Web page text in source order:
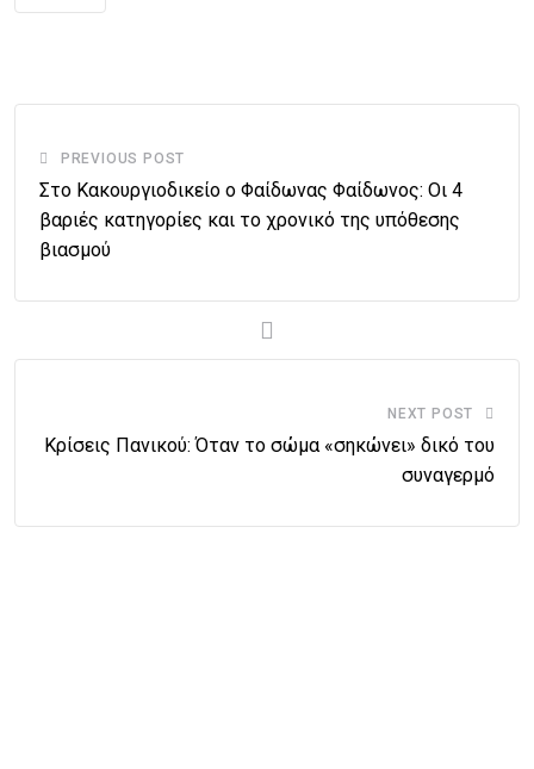
PREVIOUS POST
Στο Κακουργιοδικείο ο Φαίδωνας Φαίδωνος: Οι 4
βαριές κατηγορίες και το χρονικό της υπόθεσης
βιασμού
NEXT POST
Κρίσεις Πανικού: Όταν το σώμα «σηκώνει» δικό του
συναγερμό